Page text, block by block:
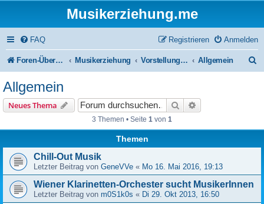
Musikerziehung.me
FAQ Anmelden
Registrieren
Foren-Übersicht Musikerziehung Vorstellung / Eigenwerbung / Werbung Allgemein
e
Allgemein
Neues Thema Suche
3 Themen • Seite 1 von 1
Themen
Chill-Out Musik
Letzter Beitrag von GeneVVe « Mo 16. Mai 2016, 19:13
Wiener Klarinetten-Orchester sucht MusikerInnen
Letzter Beitrag von m0S1k0s « Di 29. Okt 2013, 16:50